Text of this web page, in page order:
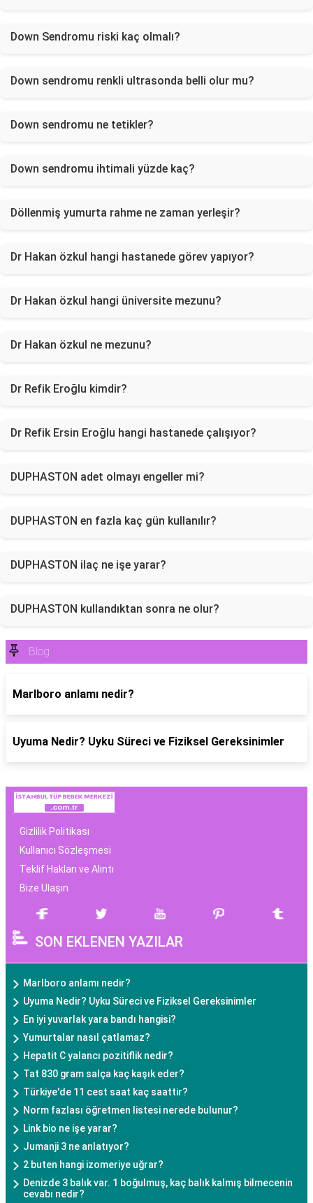
Down Sendromu riski kaç olmalı?
Down sendromu renkli ultrasonda belli olur mu?
Down sendromu ne tetikler?
Down sendromu ihtimali yüzde kaç?
Döllenmiş yumurta rahme ne zaman yerleşir?
Dr Hakan özkul hangi hastanede görev yapıyor?
Dr Hakan özkul hangi üniversite mezunu?
Dr Hakan özkul ne mezunu?
Dr Refik Eroğlu kimdir?
Dr Refik Ersin Eroğlu hangi hastanede çalışıyor?
DUPHASTON adet olmayı engeller mi?
DUPHASTON en fazla kaç gün kullanılır?
DUPHASTON ilaç ne işe yarar?
DUPHASTON kullandıktan sonra ne olur?
Blog
Marlboro anlamı nedir?
Uyuma Nedir? Uyku Süreci ve Fiziksel Gereksinimler
Gizlilik Politikası
Kullanıcı Sözleşmesi
Teklif Hakları ve Alıntı
Bize Ulaşın
SON EKLENEN YAZILAR
Marlboro anlamı nedir?
Uyuma Nedir? Uyku Süreci ve Fiziksel Gereksinimler
En iyi yuvarlak yara bandı hangisi?
Yumurtalar nasıl çatlamaz?
Hepatit C yalancı pozitiflik nedir?
Tat 830 gram salça kaç kaşık eder?
Türkiye'de 11 cest saat kaç saattir?
Norm fazlası öğretmen listesi nerede bulunur?
Link bio ne işe yarar?
Jumanji 3 ne anlatıyor?
2 buten hangi izomeriye uğrar?
Denizde 3 balık var. 1 boğulmuş, kaç balık kalmış bilmecenin
cevabı nedir?